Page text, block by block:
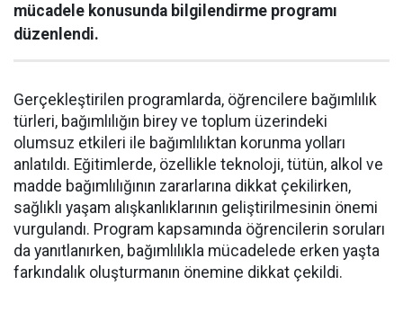
mücadele konusunda bilgilendirme programı
düzenlendi.
Gerçekleştirilen programlarda, öğrencilere bağımlılık
türleri, bağımlılığın birey ve toplum üzerindeki
olumsuz etkileri ile bağımlılıktan korunma yolları
anlatıldı. Eğitimlerde, özellikle teknoloji, tütün, alkol ve
madde bağımlılığının zararlarına dikkat çekilirken,
sağlıklı yaşam alışkanlıklarının geliştirilmesinin önemi
vurgulandı. Program kapsamında öğrencilerin soruları
da yanıtlanırken, bağımlılıkla mücadelede erken yaşta
farkındalık oluşturmanın önemine dikkat çekildi.